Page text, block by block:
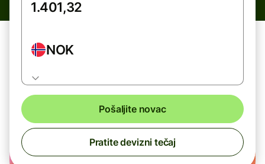
NOK
Pošaljite novac
Pratite devizni tečaj